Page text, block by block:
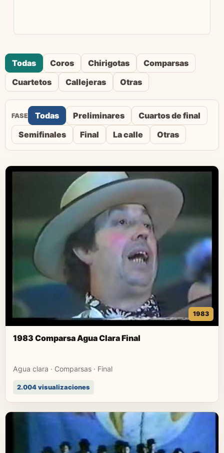
Todas Coros Chirigotas
Comparsas
Cuartetos
Callejeras Otras
FASE Todas Preliminares
Cuartos de final
Semifinales
Final La calle Otras
1983
1983 Comparsa Agua Clara Final
Agua clara · Comparsas · Final
2.004 visualizaciones